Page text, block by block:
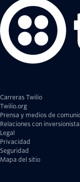
Carreras Twilio
Twilio.org
Prensa y medios de
Relaciones con
Legal
Privacidad
Seguridad
Mapa del sitio